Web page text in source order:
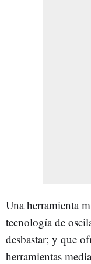
Una herramienta
tecnología de
desbastar; y que
herramientas